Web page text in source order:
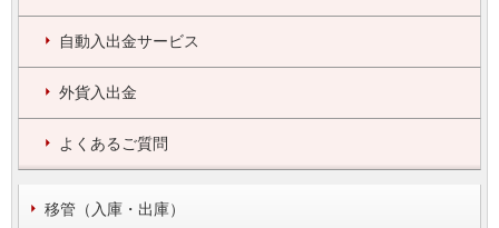
自動入出金サービス
外貨入出金
よくあるご質問
移管（入庫・出庫）